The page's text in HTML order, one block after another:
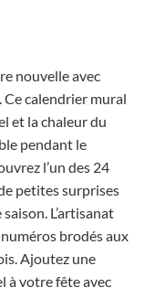
nouvelle avec
calendrier mural
et la chaleur du
pendant le
l’un des 24
petites surprises
L’artisanat
brodés aux
Ajoutez une
à votre fête avec